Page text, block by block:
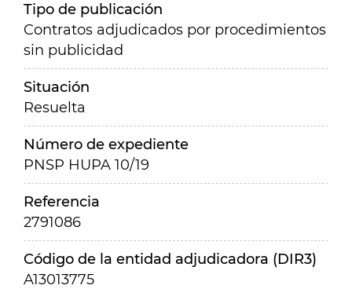
Tipo de publicación
Contratos adjudicados por procedimientos
sin publicidad
Situación
Resuelta
Número de expediente
PNSP HUPA 10/19
Referencia
2791086
Código de la entidad adjudicadora (DIR3)
A13013775